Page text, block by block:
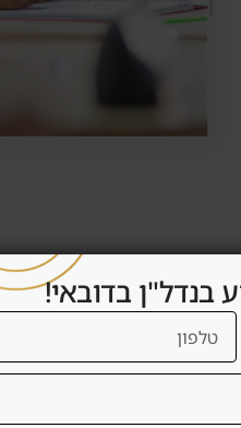
בנדל"ן בדובאי!